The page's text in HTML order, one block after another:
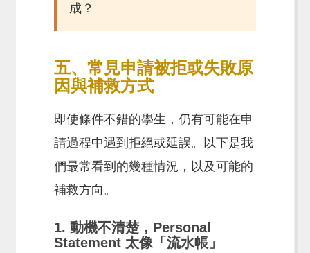
成？
五、常見申請被拒或失敗原
因與補救方式
即使條件不錯的學生，仍有可能在申
請過程中遇到拒絕或延誤。以下是我
們最常看到的幾種情況，以及可能的
補救方向。
1. 動機不清楚，Personal
Statement 太像「流水帳」